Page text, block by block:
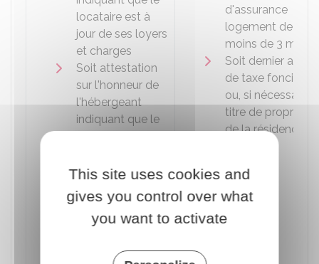
locataire est à
jour de ses loyers
et charges
Soit attestation
sur l'honneur de
l'hébergeant
indiquant que le
Soit attestation
d'élection de
domicile
Soit dernier avis
ou, si nécessaire,
d'assurance
logement de
moins de 3 mois
Soit dernier avis
de taxe foncière
ou, si nécessaire,
titre de propriété
de la résidence
This site uses cookies and
gives you control over what
you want to activate